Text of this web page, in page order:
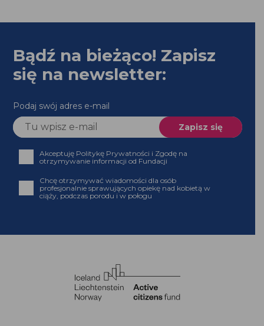
Bądź na bieżąco! Zapisz
się na newsletter:
Podaj swój adres e-mail
Akceptuję Politykę Prywatności i Zgodę na
otrzymywanie informacji od Fundacji
Chcę otrzymywać wiadomości dla osób
profesjonalnie sprawujących opiekę nad kobietą w
ciąży, podczas porodu i w połogu